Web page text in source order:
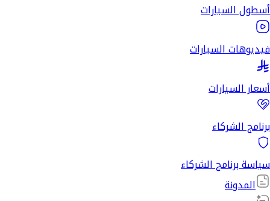
أسطول السيارات
فيديوهات السيارات
أسعار السيارات
برنامج الشركاء
سياسة برنامج الشركاء
المدونة